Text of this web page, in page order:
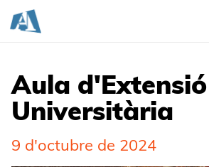
Aula d'Extensió
Universitària
9 d'octubre de 2024